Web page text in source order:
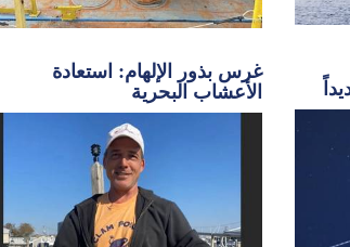
غرس بذور الإلهام: استعادة
الأعشاب البحرية